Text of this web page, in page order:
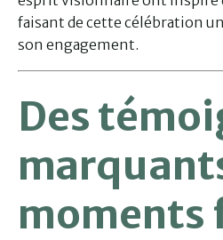
faisant de cette célébration
son engagement.
Des
moments